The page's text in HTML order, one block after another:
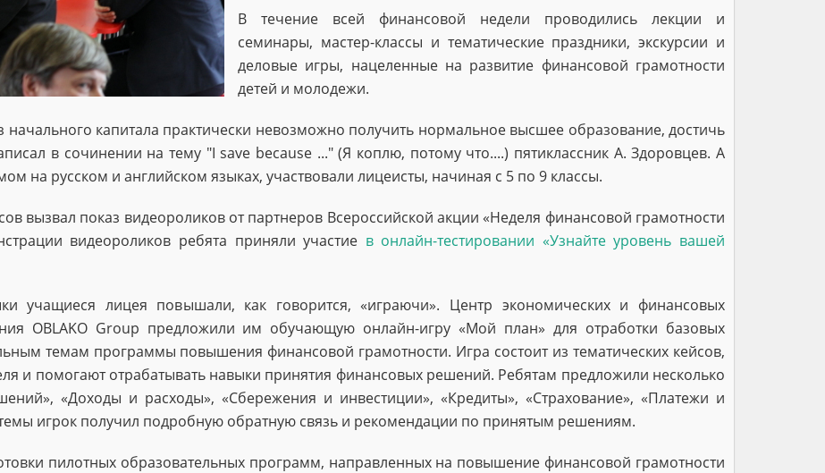
В течение всей финансовой недели проводились лекции и
семинары, мастер-классы и тематические праздники, экскурсии и
деловые игры, нацеленные на развитие финансовой грамотности
детей и молодежи.
капитала практически невозможно получить нормальное высшее образование, достичь
в сочинении на тему "I save because ..." (Я коплю, потому что....) пятиклассник А. Здоровцев. А
на русском и английском языках, участвовали лицеисты, начиная с 5 по 9 классы.
вызвал показ видеороликов от партнеров Всероссийской акции «Неделя финансовой грамотности
видеороликов ребята приняли участие в онлайн-тестировании «Узнайте уровень вашей
учащиеся лицея повышали, как говорится, «играючи». Центр экономических и финансовых
OBLAKO Group предложили им обучающую онлайн-игру «Мой план» для отработки базовых
темам программы повышения финансовой грамотности. Игра состоит из тематических кейсов,
и помогают отрабатывать навыки принятия финансовых решений. Ребятам предложили несколько
«Доходы и расходы», «Сбережения и инвестиции», «Кредиты», «Страхование», «Платежи и
игрок получил подробную обратную связь и рекомендации по принятым решениям.
пилотных образовательных программ, направленных на повышение финансовой грамотности